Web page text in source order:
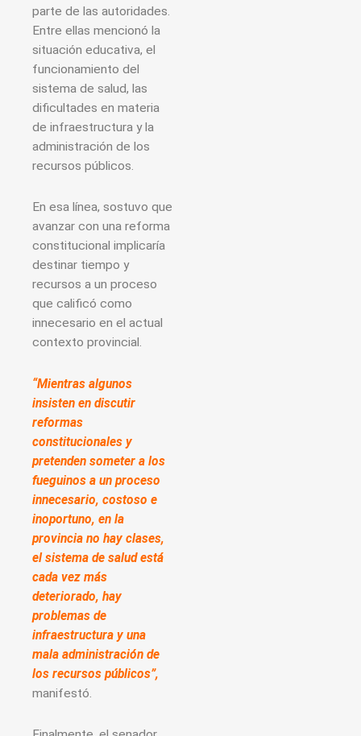
parte de las autoridades.
Entre ellas mencionó la
situación educativa, el
funcionamiento del
sistema de salud, las
dificultades en materia
de infraestructura y la
administración de los
recursos públicos.
En esa línea, sostuvo que
avanzar con una reforma
constitucional implicaría
destinar tiempo y
recursos a un proceso
que calificó como
innecesario en el actual
contexto provincial.
“Mientras algunos
insisten en discutir
reformas
constitucionales y
pretenden someter a los
fueguinos a un proceso
innecesario, costoso e
inoportuno, en la
provincia no hay clases,
el sistema de salud está
cada vez más
deteriorado, hay
problemas de
infraestructura y una
mala administración de
los recursos públicos”,
manifestó.